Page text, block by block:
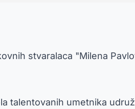
stvaralaca "Milena
talentovanih umetnika